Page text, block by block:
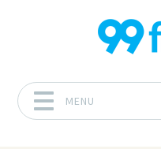
MENU